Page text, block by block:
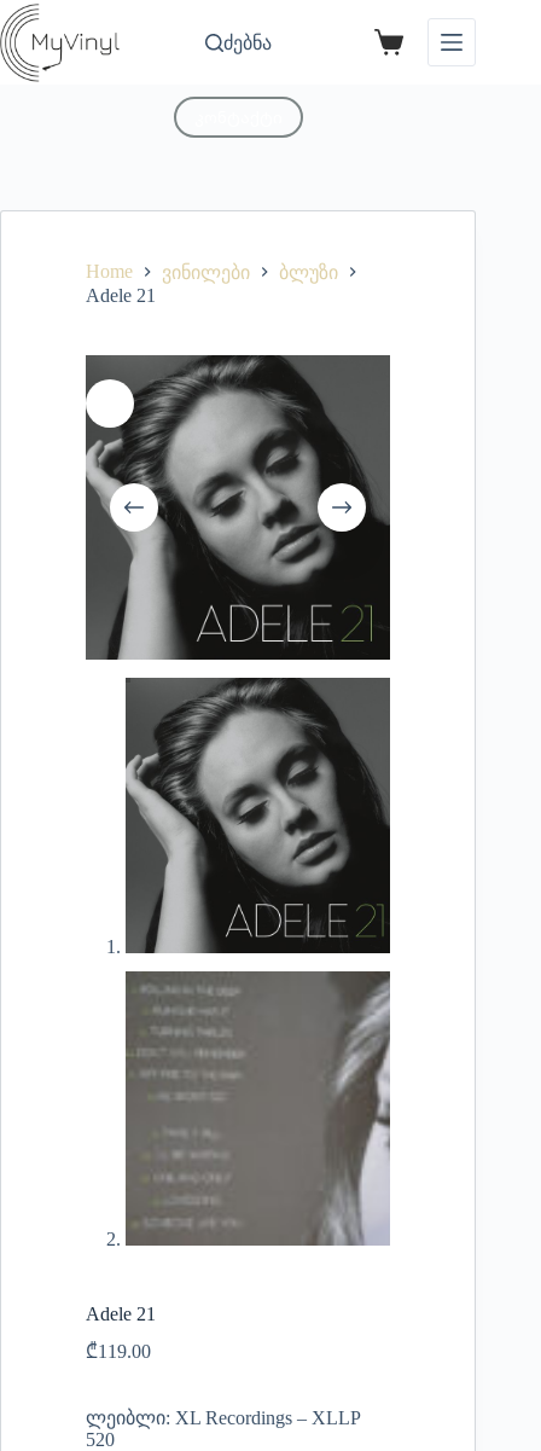
ძებნა
Home ვინილები
ბლუზი
Adele 21
Adele 21
₾119.00
ლეიბლი: XL Recordings – XLLP
520